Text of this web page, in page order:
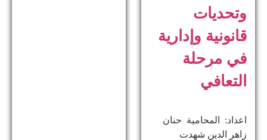
وتحديات
قانونية وإدارية
في مرحلة
التعافي
اعداد: المحامية حنان
زاهر الدين ​شهدت